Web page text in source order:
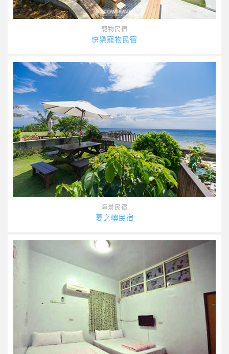
寵物民宿
快樂寵物民宿
海景民宿
夏之嶼民宿